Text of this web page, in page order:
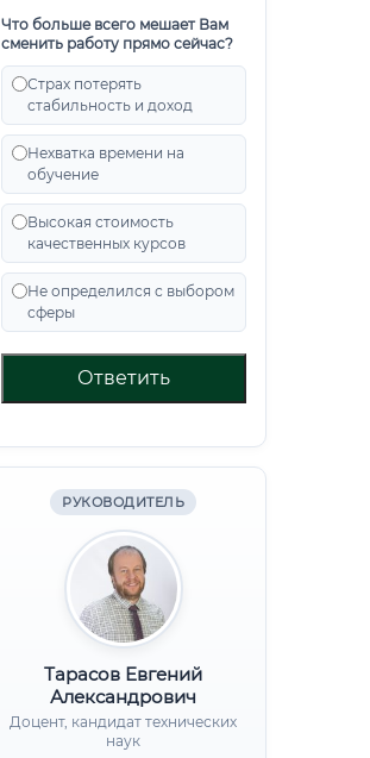
Что больше всего мешает Вам
сменить работу прямо сейчас?
Страх потерять
стабильность и доход
Нехватка времени на
обучение
Высокая стоимость
качественных курсов
Не определился с выбором
сферы
Ответить
РУКОВОДИТЕЛЬ
Тарасов Евгений
Александрович
Доцент, кандидат технических
наук